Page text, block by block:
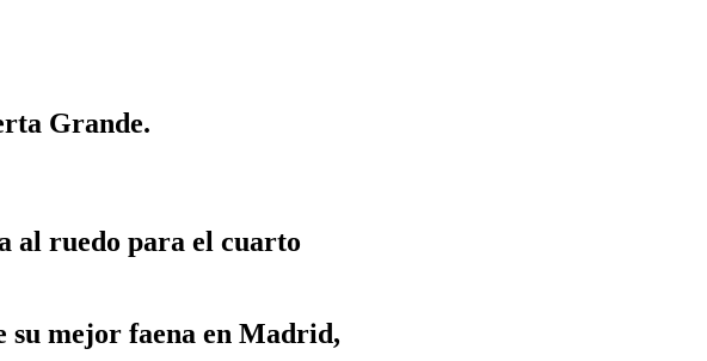
Grande.
al ruedo para el cuarto
su mejor faena en Madrid,